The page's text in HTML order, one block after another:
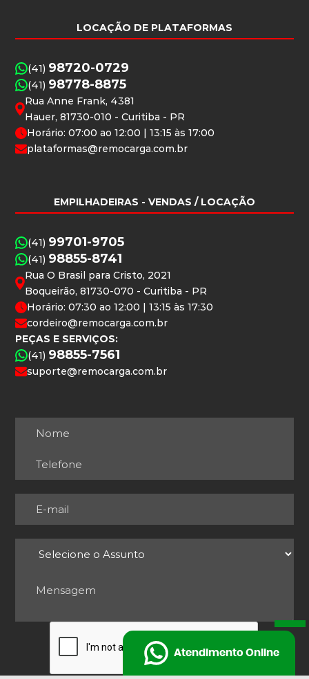
LOCAÇÃO DE PLATAFORMAS
(41) 98720-0729
(41) 98778-8875
Rua Anne Frank, 4381
Hauer, 81730-010 - Curitiba - PR
Horário: 07:00 ao 12:00 | 13:15 às 17:00
plataformas@remocarga.com.br
EMPILHADEIRAS - VENDAS / LOCAÇÃO
(41) 99701-9705
(41) 98855-8741
Rua O Brasil para Cristo, 2021
Boqueirão, 81730-070 - Curitiba - PR
Horário: 07:30 ao 12:00 | 13:15 às 17:30
cordeiro@remocarga.com.br
PEÇAS E SERVIÇOS:
(41) 98855-7561
suporte@remocarga.com.br
Atendimento Online